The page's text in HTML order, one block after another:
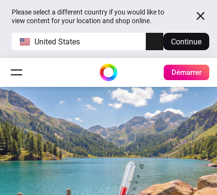
Please select a different country if you would like to
view content for your location and shop online.
United States Continue
Démarrer